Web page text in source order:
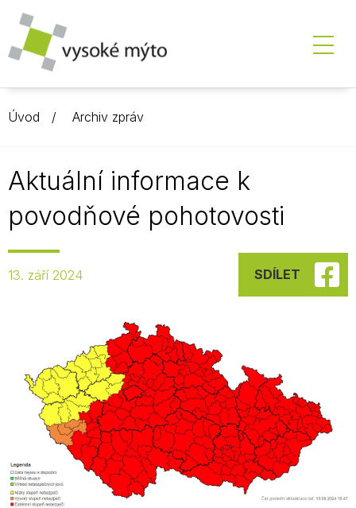
Úvod Archiv zpráv
Aktuální informace k
povodňové pohotovosti
13. září 2024 SDÍLET